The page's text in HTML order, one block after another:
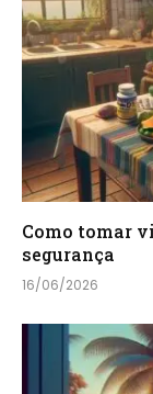
Como tomar
segurança
16/06/2026